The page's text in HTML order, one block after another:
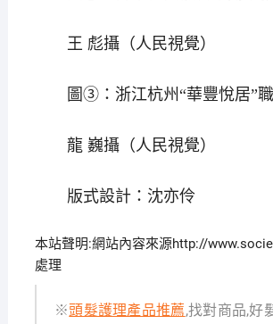
王 彪攝（人民視覺）
圖③：浙江杭州“華豐悅居”職
龍 巍攝（人民視覺）
版式設計：沈亦伶
本站聲明:網站內容來源http://
處理
※頭髮護理產品推薦,找對商品,好